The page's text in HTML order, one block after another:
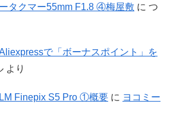
タクマー55mm F1.8 ④梅屋敷 に つ
で「ボーナスポイント」を
より
Finepix S5 Pro ①概要 に ヨコミー